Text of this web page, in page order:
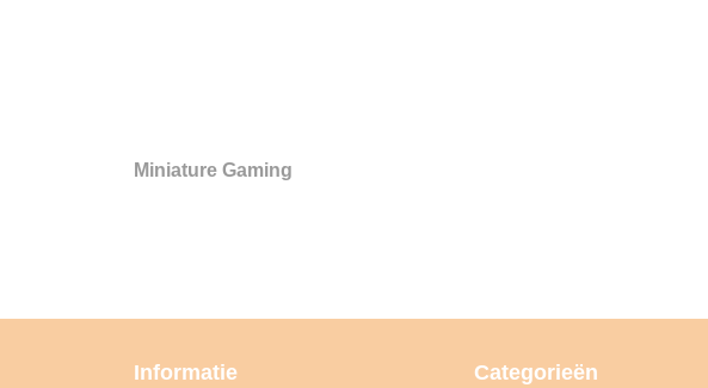
Miniature Gaming
Informatie Categorieën